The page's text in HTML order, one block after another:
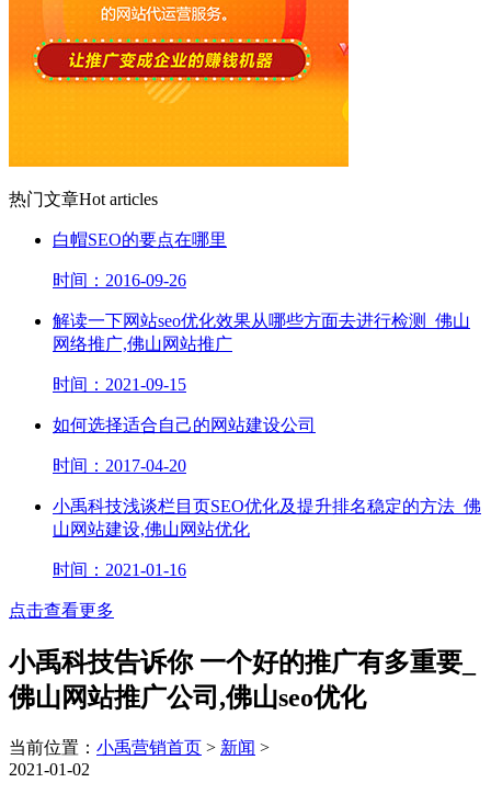
热门文章Hot articles
白帽SEO的要点在哪里
时间：2016-09-26
解读一下网站seo优化效果从哪些方面去进行检测_佛山
网络推广,佛山网站推广
时间：2021-09-15
如何选择适合自己的网站建设公司
时间：2017-04-20
小禹科技浅谈栏目页SEO优化及提升排名稳定的方法_佛
山网站建设,佛山网站优化
时间：2021-01-16
点击查看更多
小禹科技告诉你 一个好的推广有多重要_
佛山网站推广公司,佛山seo优化
当前位置： 小禹营销首页 > 新闻 >
2021-01-02